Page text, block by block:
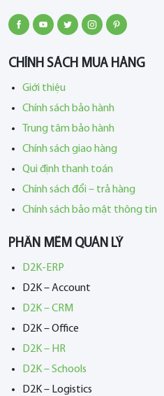
CHÍNH SÁCH MUA HÀNG
Giới thiệu
Chính sách bảo hành
Trung tâm bảo hành
Chính sách giao hàng
Qui định thanh toán
Chính sách đổi – trả hàng
Chính sách bảo mật thông tin
PHẦN MỀM QUẢN LÝ
D2K-ERP
D2K – Account
D2K – CRM
D2K – Office
D2K – HR
D2K – Schools
D2K – Logistics